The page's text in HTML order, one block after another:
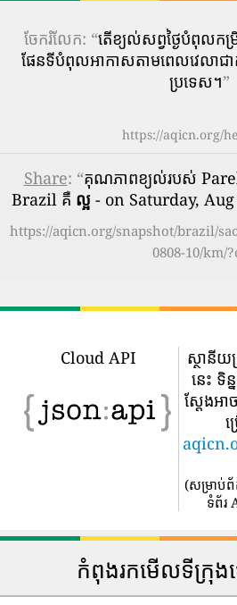
ចែករំលែក: “តើ​ខ្យល់​សព្វថ្ងៃ​បំពុល​
ផែនទីបំពុលអាកាសតាមពេលវេលាជ
ប្រទេស។”
https://aqicn.org/
Share: “គុណភាពខ្យល់របស់
Brazil គឺ ល្អ - on Saturday,
https://aqicn.org/snapshot/brazil/
0808-10/km/
Cloud API
ស្ថានី
នេះ ទិ
ស្តែងអ
(សម្រាប់
ទំព័រ
កំពុងរកមើលទីក្រុង